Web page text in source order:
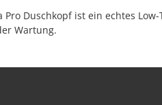
Pro Duschkopf ist ein echtes
Wartung.